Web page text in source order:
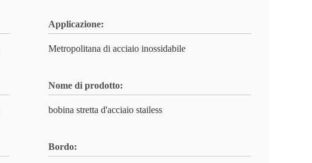
Applicazione:
Metropolitana di acciaio inossidabile
Nome di prodotto:
bobina stretta d'acciaio stailess
Bordo: